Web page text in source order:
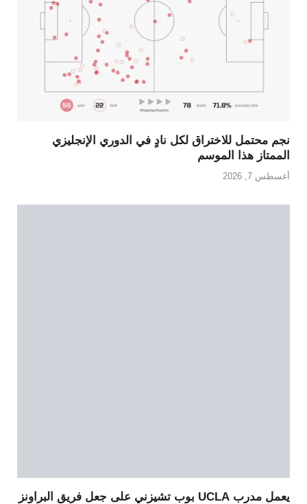
نجم محتمل للاختراق لكل نادٍ في الدوري الإنجليزي
الممتاز هذا الموسم
أغسطس 7, 2026
يعمل مدرب UCLA بوب تشيزني على جعل فريق البراونز